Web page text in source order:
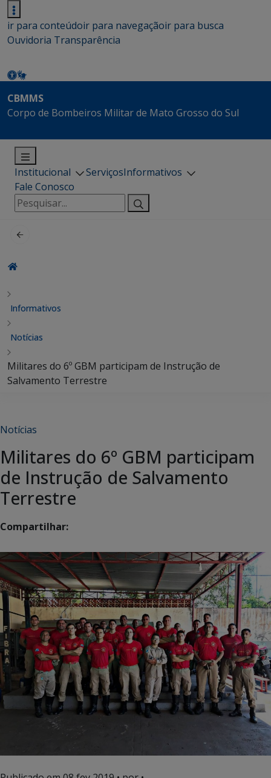
ir para conteúdoir para navegaçãoir para busca
Ouvidoria Transparência
CBMMS
Corpo de Bombeiros Militar de Mato Grosso do Sul
Institucional ServiçosInformativos
Fale Conosco
Pesquisar
por:
Informativos
Notícias
Militares do 6º GBM participam de Instrução de
Salvamento Terrestre
Notícias
Militares do 6º GBM participam
de Instrução de Salvamento
Terrestre
Compartilhar: